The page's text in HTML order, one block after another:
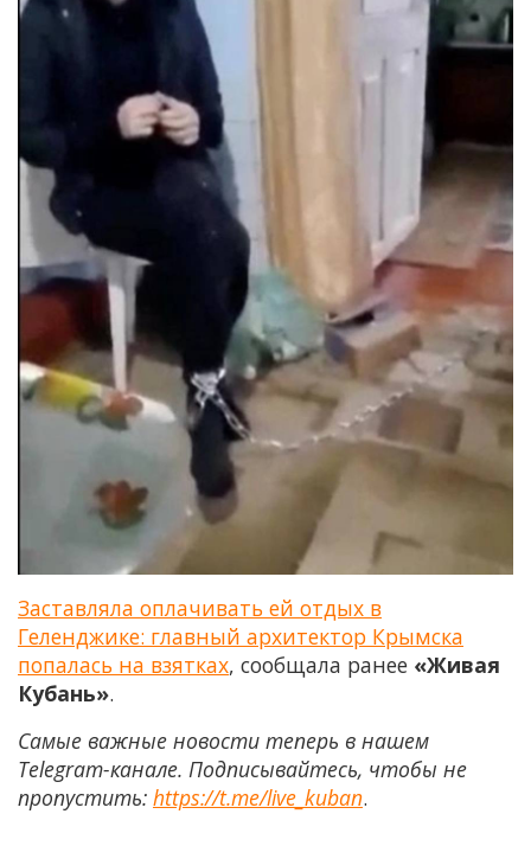
Заставляла оплачивать ей отдых в
Геленджике: главный архитектор Крымска
попалась на взятках, сообщала ранее «Живая
Кубань».
Самые важные новости теперь в нашем
Telegram-канале. Подписывайтесь, чтобы не
пропустить: https://t.me/live_kuban.